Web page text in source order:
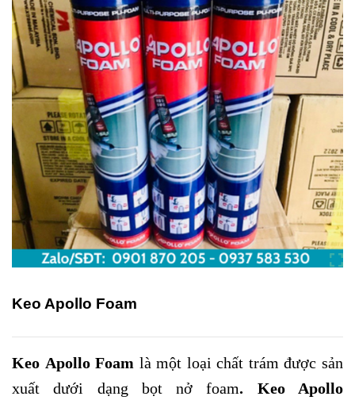
Keo Apollo Foam
Keo Apollo Foam là một loại chất trám được sản
xuất dưới dạng bọt nở foam. Keo Apollo